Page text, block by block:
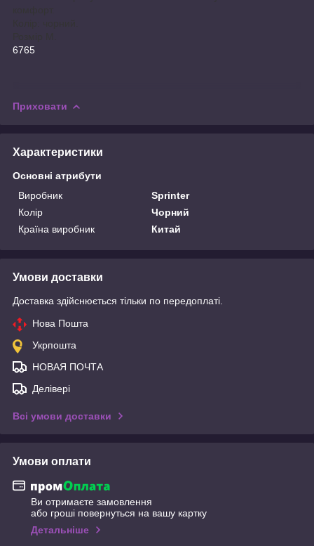
6765
Приховати
Характеристики
Основні атрибути
Виробник
Sprinter
Колір
Чорний
Країна виробник
Китай
Умови доставки
Доставка здійснюється тільки по передоплаті.
Нова Пошта
Укрпошта
НОВАЯ ПОЧТА
Делівері
Всі умови доставки
Умови оплати
Ви отримаєте замовлення
або гроші повернуться на вашу картку
Детальніше